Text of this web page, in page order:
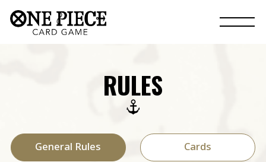
RULES
General Rules Cards